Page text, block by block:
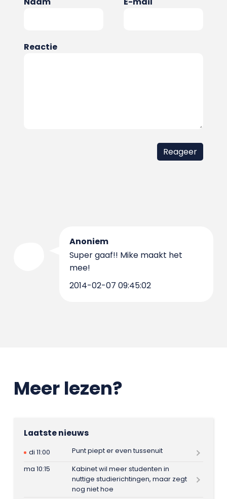
Reactie
Anoniem
Super gaaf!! Mike maakt het
mee!
2014-02-07 09:45:02
Meer lezen?
Laatste nieuws
di 11:00
Punt piept er even tussenuit
ma 10:15
Kabinet wil meer studenten in
nuttige studierichtingen, maar zegt
nog niet hoe